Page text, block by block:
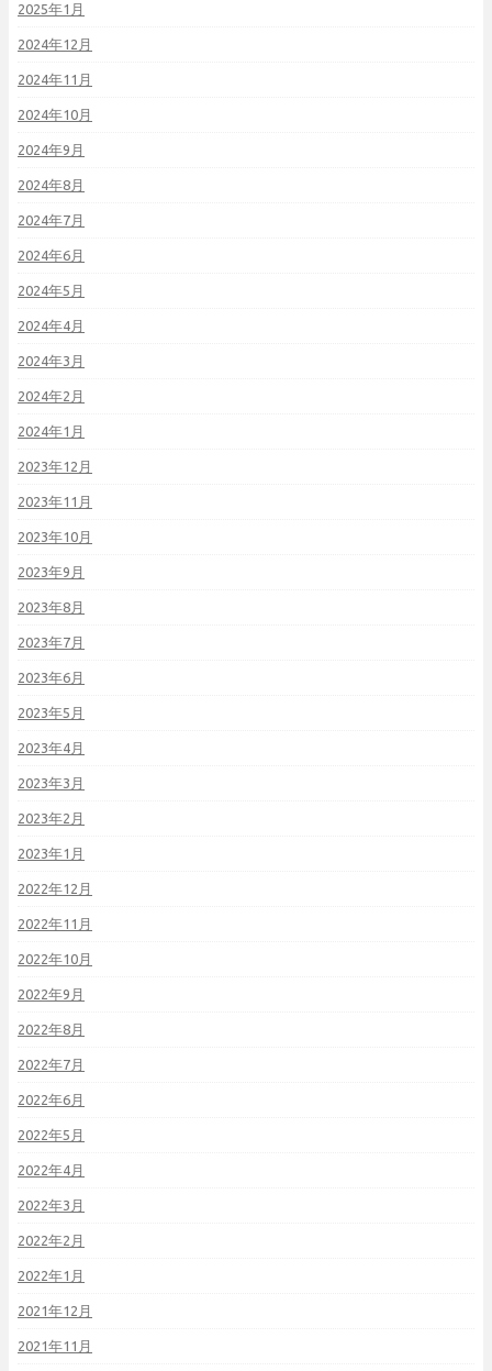
2025年1月
2024年12月
2024年11月
2024年10月
2024年9月
2024年8月
2024年7月
2024年6月
2024年5月
2024年4月
2024年3月
2024年2月
2024年1月
2023年12月
2023年11月
2023年10月
2023年9月
2023年8月
2023年7月
2023年6月
2023年5月
2023年4月
2023年3月
2023年2月
2023年1月
2022年12月
2022年11月
2022年10月
2022年9月
2022年8月
2022年7月
2022年6月
2022年5月
2022年4月
2022年3月
2022年2月
2022年1月
2021年12月
2021年11月